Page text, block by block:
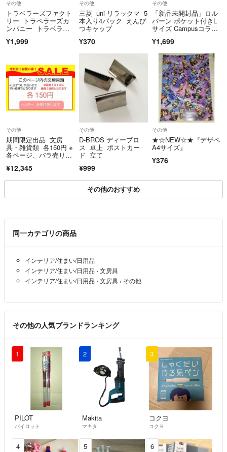
不定期にゲリラセール開催しますので
見逃したくない方はフォローして要チェック❤️
❇️2個以上のご購入♡
おまとめ割引できますので
お気軽にコメントください
❇️購入について
24時間即購入OK✌️早い者勝ちです❣️
コメント欄で交渉中でも、ラクマのルール通り先に購入された方優先に
なります。
❇️発送について
原則として48時間以内に発送します。
普通郵便は到着までに1週間ほどかかる場合もございます。
❇️梱包について
ともございます。
新品未開封でお届けする為に、動作未確認です。
初期不良や動作確認はメーカー様へお問い合わせ下さい。
また、保証や交換の書面が入っている場合もございますが、こちらも直
当方では一切の保証に対応する事が出来ません。
事前にご了承の上、ご購入をお願いいたします。
❇️お取引完了後の対応はいたしかねます。
何かございましたら、必ず受け取り評価前にご連絡ください。
お一人お一人と
その他
トラベラーズファクト
リー トラベラーズカ
ンパニー トラベラー
メラ
¥1,999
その他
三菱 uni リラックマ 5
本入り4パック えんぴ
つキャップ
¥370
その他
「新品未開封品」ロル
バーン ポケット付きL
サイズ Campusコラ
¥1,699
その他
期間限定出品 文房
具・雑貨類 各150円 ※
各ページ、バラ売り不
¥12,345
その他
D-BROS ディーブロ
ス 卓上 ポストカー
ド 立て
¥999
その他
★☆NEW☆★『デザペ
A4サイズ』
¥376
その他のおすすめ
同一カテゴリの商品
インテリア/住まい/日用品
インテリア/住まい/日用品 › 文房具
インテリア/住まい/日用品 › 文房具 › その他
その他の人気ブランドランキング
1
PILOT
パイロット
2
Makita
マキタ
3
コクヨ
コクヨ
4 5 6